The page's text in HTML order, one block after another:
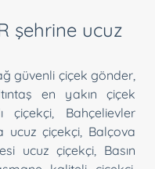
şehrine ucuz
güvenli çiçek gönder
en yakın çiçek
çiçekçi
Bahçelievler
ucuz çiçekçi Balçova
ucuz çiçekçi
Basın